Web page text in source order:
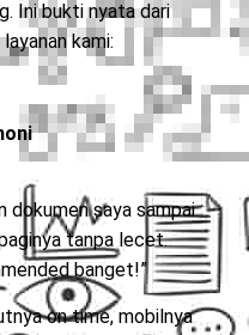
Ini bukti nyata dari
kami:
dokumen saya sampai
tanpa lecet.
banget!”